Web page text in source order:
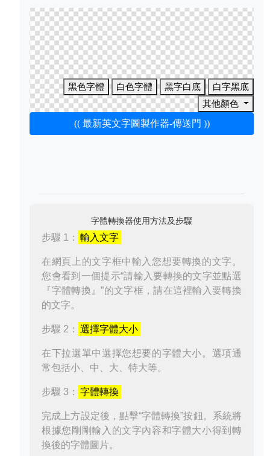
黑色字體 白色字體 黑字白底
白字黑底
其他顏色
(( 最新英文字圖製作器-傳送門 ))
字體轉換器使用方法及步驟
步驟 1： 輸入文字
在網頁上的文字框中輸入您想要轉換的文字。
您會看到一個提示“請輸入要轉換的文字並點選
『字體轉換』”的文字框，請在這裡輸入要轉換
的文字。
步驟 2： 選擇字體大小
在下拉選單中選擇您想要的字體大小。選項通
常包括小、中、大、特大等。
步驟 3： 字體轉換
完成上方設定後，點擊“字體轉換”按鈕。系統將
根據您剛剛輸入的文字內容和字體大小得到轉
換後的字體圖片。